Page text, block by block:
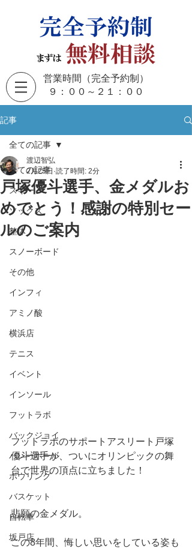
営業時間（完全予約制）
​９：００～２１：００
記事
全ての記事
スキー
ソックス
整体
スノーボード
その他
インフィ
アミノ酸
横浜店
テニス
イベント
インソール
フットラボ
バックジョイ
バレーボール
ボウリング
バスケット
自転車
坂戸店
全ての記事
戸塚優斗選手、金メダルお
めでとう！感謝の特別セー
ルのご案内
渡辺智弘
2月25日 読了時間: 2分
フットラボのサポートアスリート戸塚
優斗選手が、ついにオリンピックの舞
台で世界の頂点に立ちました！
悲願の金メダル。
この8年間、悔しい思いをしている姿も